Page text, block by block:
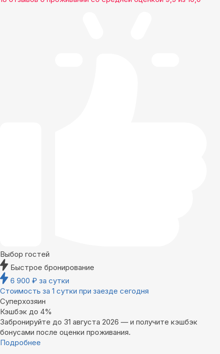
Выбор гостей
Быстрое бронирование
6 900 ₽ за сутки
Стоимость за 1 сутки при заезде сегодня
Суперхозяин
Кэшбэк до 4%
Забронируйте до 31 августа 2026 — и получите кэшбэк
бонусами после оценки проживания.
Подробнее